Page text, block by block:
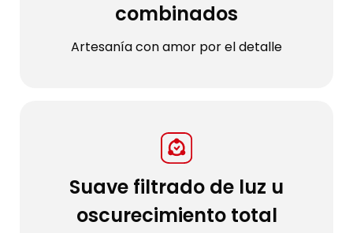
combinados
Artesanía con amor por el detalle
Suave filtrado de luz u
oscurecimiento total